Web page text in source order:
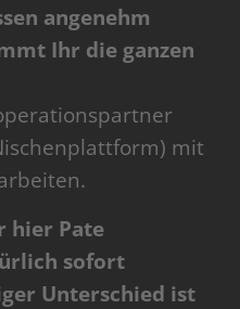
angenehm
Ihr die ganzen
mit
hier Pate
sofort
Unterschied ist